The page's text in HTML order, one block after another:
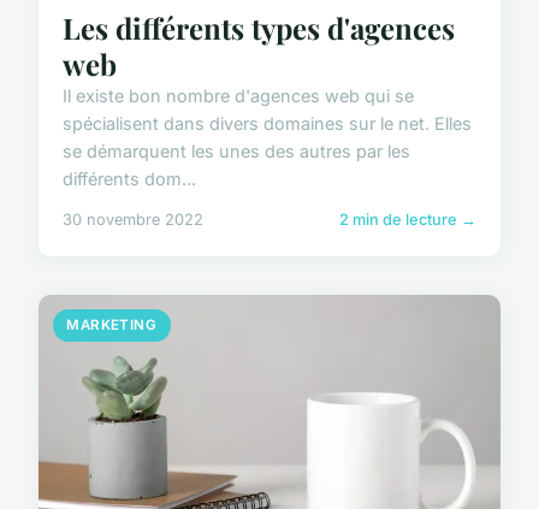
Les différents types d'agences
web
Il existe bon nombre d'agences web qui se
spécialisent dans divers domaines sur le net. Elles
se démarquent les unes des autres par les
différents dom...
30 novembre 2022 2 min de lecture →
MARKETING